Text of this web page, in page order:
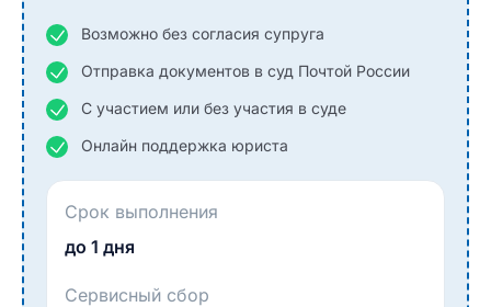
Возможно без согласия супруга
Отправка документов в суд Почтой России
С участием или без участия в суде
Онлайн поддержка юриста
Срок выполнения
до 1 дня
Сервисный сбор